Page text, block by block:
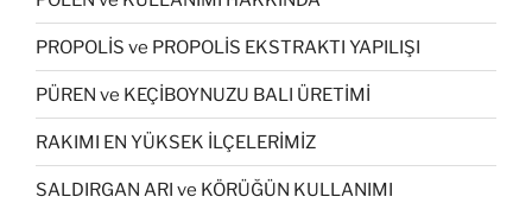
PROPOLİS ve PROPOLİS EKSTRAKTI YAPILIŞI
PÜREN ve KEÇİBOYNUZU BALI ÜRETİMİ
RAKIMI EN YÜKSEK İLÇELERİMİZ
SALDIRGAN ARI ve KÖRÜĞÜN KULLANIMI